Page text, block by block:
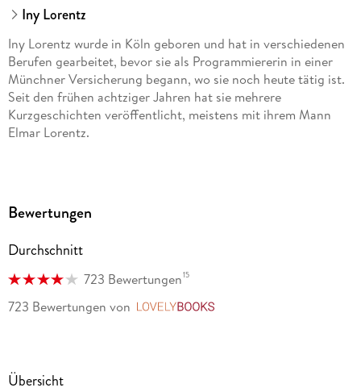
Iny Lorentz
Iny Lorentz wurde in Köln geboren und hat in verschiedenen
Berufen gearbeitet, bevor sie als Programmiererin in einer
Münchner Versicherung begann, wo sie noch heute tätig ist.
Seit den frühen achtziger Jahren hat sie mehrere
Kurzgeschichten veröffentlicht, meistens mit ihrem Mann
Elmar Lorentz.
Bewertungen
Durchschnitt
723 Bewertungen15
723 Bewertungen von
Übersicht